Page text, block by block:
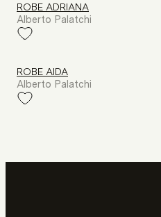
ROBE ADRIANA
Alberto Palatchi
ROBE AIDA
Alberto Palatchi